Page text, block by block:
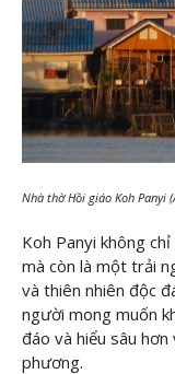
Nhà thờ Hồi giáo Koh Panyi
Koh Panyi không
mà còn là một trải
và thiên nhiên độc
người mong muốn
đáo và hiểu sâu
phương.